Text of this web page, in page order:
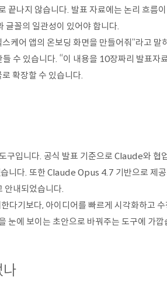
끝나지 않습니다. 발표 자료에는 논리 흐름
글꼴의 일관성이 있어야 합니다.
케어 앱의 온보딩 화면을 만들어줘”라고 말
수 있습니다. “이 내용을 10장짜리 발표자
확장할 수 있습니다.
입니다. 공식 발표 기준으로 Claude와 협
니다. 또한 Claude Opus 4.7 기반으로 제
내되었습니다.
다기보다, 아이디어를 빠르게 시각화하고
눈에 보이는 초안으로 바꿔주는 도구에 가깝